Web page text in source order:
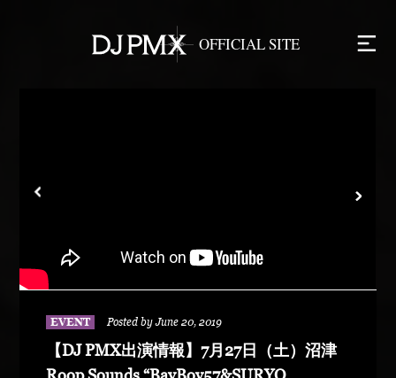
EVENT Posted by June 20, 2019
【DJ PMX出演情報】7月27日（土）沼津